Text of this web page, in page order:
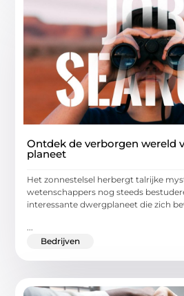
Ontdek de verborgen wereld
planeet
Het zonnestelsel herbergt talrijke
wetenschappers nog steeds
interessante dwergplaneet die zich
Bedrijven